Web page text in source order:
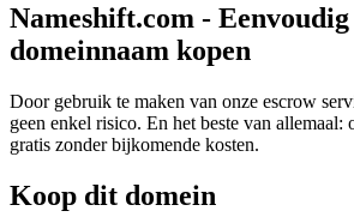
Nameshift.com -
domeinnaam kopen
Door gebruik te maken van onze escrow
geen enkel risico. En het beste van allemaal:
gratis zonder bijkomende kosten.
Koop dit domein